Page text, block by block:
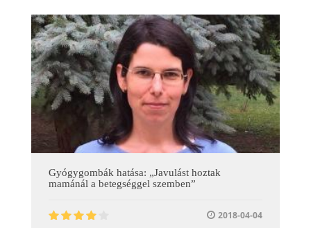
Gyógygombák hatása: „Javulást hoztak
mamánál a betegséggel szemben”
2018-04-04